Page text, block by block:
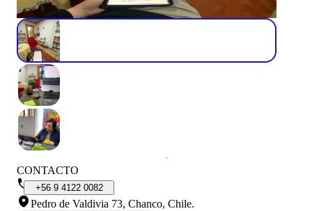
CONTACTO
+56 9 4122 0082
Pedro de Valdivia 73, Chanco, Chile.